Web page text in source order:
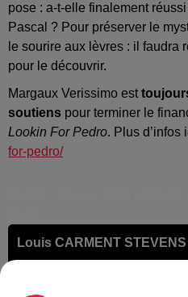
pose : a-t-elle finalement
Pascal ? Pour préserver le
le sourire aux lèvres : il faudra
pour le découvrir.
Margaux Verissimo est
soutiens pour terminer le
Lookin For Pedro. Plus d’infos
for-pedro/
Louis CARMENT STEVENS